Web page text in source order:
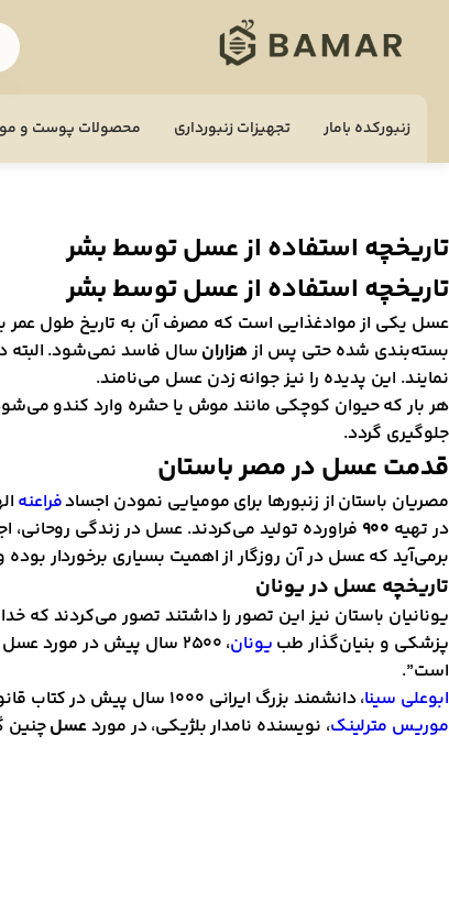
زنبورکده بامار تجهيزات زنبورداری محصولات پوست و مو
تاریخچه استفاده از عسل توسط بشر
تاریخچه‌ استفاده‌ از‌ عسل‌ توسط بشر
عسل یکی از موادغذایی است که مصرف آن به تاریخ طول
بسته‌بندی شده حتی پس ازهزاران سال فاسد نمی‌شود. البته
نمایند. این پدیده را نیز جوانه زدن عسل می‌نامند.
هر بار که حیوان کوچکی مانند موش یا حشره وارد کندو
جلوگیری گردد.
قدمت عسل در مصر باستان
مصریان باستان از زنبورها برای مومیایی نمودن اجسادفراعنه
در تهیه ۹۰۰ فراورده تولید می‌کردند. عسل در زندگی روحانی،
بر‌می‌آید که عسل در آن روزگار از اهمیت بسیاری برخوردار
تاریخچه عسل در یونان
یونانیان باستان نیز این تصور را داشتند تصور می‌کردند
پزشکی و بنیان‌گذار طب یونان
، ۲۵۰۰ سال پیش در
است”.
ابوعلی سینا، دانشمند بزرگ ایرانی ۱۰۰۰ سال پیش در کتاب قانون خود نسخه‌های زیادی بر پایه عسل و
موریس مترلینک، نویسنده نامدار بلژیکی، در موردعسلچنین